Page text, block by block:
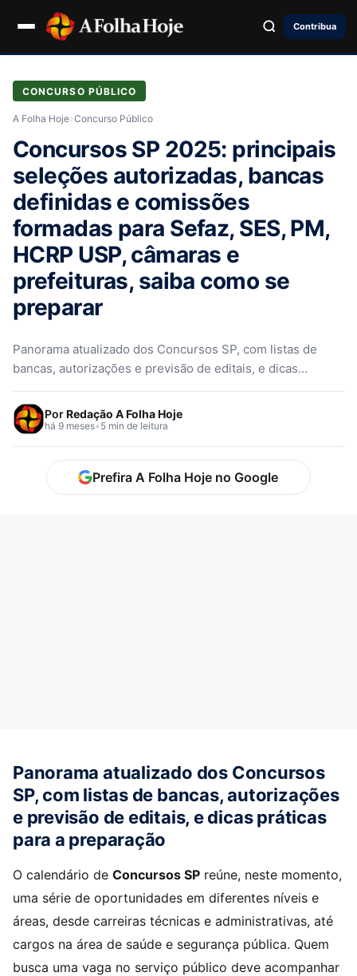
Contribua
CONCURSO PÚBLICO
A Folha Hoje›Concurso Público
Concursos SP 2025: principais
seleções autorizadas, bancas
definidas e comissões
formadas para Sefaz, SES, PM,
HCRP USP, câmaras e
prefeituras, saiba como se
preparar
Panorama atualizado dos Concursos SP, com listas de
bancas, autorizações e previsão de editais, e dicas
PorRedação A Folha Hoje
há 9 meses• 5 min de leitura
Prefira A Folha Hoje no Google
Panorama atualizado dos Concursos
SP, com listas de bancas, autorizações
e previsão de editais, e dicas práticas
para a preparação
O calendário de Concursos SP reúne, neste momento,
uma série de oportunidades em diferentes níveis e
áreas, desde carreiras técnicas e administrativas, até
cargos na área de saúde e segurança pública. Quem
busca uma vaga no serviço público deve acompanhar